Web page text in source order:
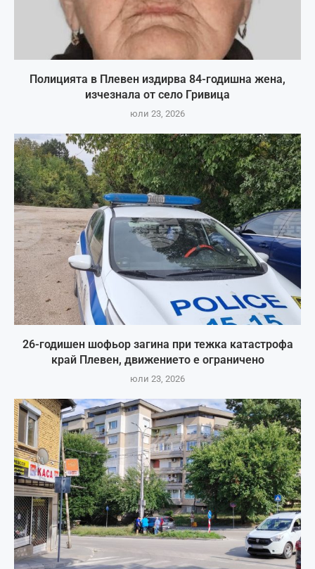
Полицията в Плевен издирва 84-годишна жена,
изчезнала от село Гривица
юли 23, 2026
26-годишен шофьор загина при тежка катастрофа
край Плевен, движението е ограничено
юли 23, 2026